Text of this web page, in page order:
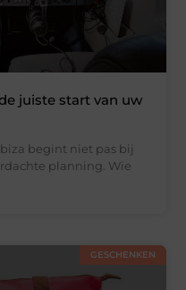
juiste start van uw
begint niet pas bij
planning. Wie
GESCHENKEN